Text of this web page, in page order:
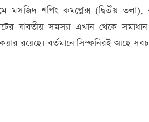
মসজিদ শপিং কমপ্লেক্স (দ্বিতীয়
যাবতীয় সমস্যা এখান থেকে
রয়েছে। বর্তমানে সিম্ফনিরই আছে